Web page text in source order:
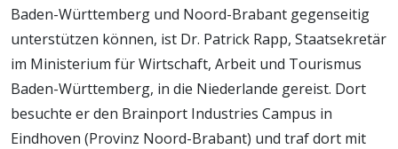
Baden-Württemberg und Noord-Brabant gegenseitig
unterstützen können, ist Dr. Patrick Rapp, Staatsekretär
im Ministerium für Wirtschaft, Arbeit und Tourismus
Baden-Württemberg, in die Niederlande gereist. Dort
besuchte er den Brainport Industries Campus in
Eindhoven (Provinz Noord-Brabant) und traf dort mit